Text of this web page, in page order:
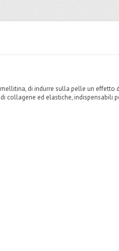
di indurre sulla pelle un effetto
collagene ed elastiche, indispensabili